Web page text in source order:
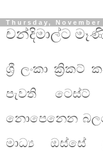
Thursday, November
චන්දිමාල්ට
ශ්‍රී ලංකා ක්‍රිකට්
පැවති
නොපෙනෙන
මාධ්‍ය ඔස්සේ